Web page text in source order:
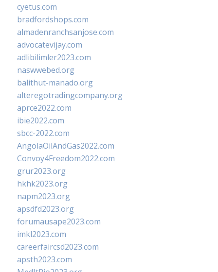
cyetus.com
bradfordshops.com
almadenranchsanjose.com
advocatevijay.com
adlibilimler2023.com
naswwebed.org
balithut-manado.org
alteregotradingcompany.org
aprce2022.com
ibie2022.com
sbcc-2022.com
AngolaOilAndGas2022.com
Convoy4Freedom2022.com
grur2023.org
hkhk2023.org
napm2023.org
apsdfd2023.org
forumausape2023.com
imkl2023.com
careerfaircsd2023.com
apsth2023.com